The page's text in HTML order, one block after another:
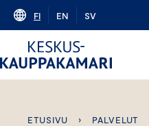
Skip
content
FI EN SV
ETUSIVU › PALVELUT